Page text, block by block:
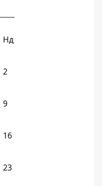
Нд
2
9
16
23